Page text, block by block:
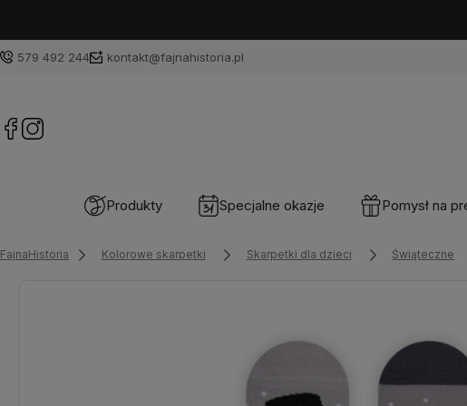
579 492 244 kontakt@fajnahistoria.pl
Produkty Specjalne okazje Pomysł na
FajnaHistoria Kolorowe skarpetki Skarpetki dla dzieci Świąteczne